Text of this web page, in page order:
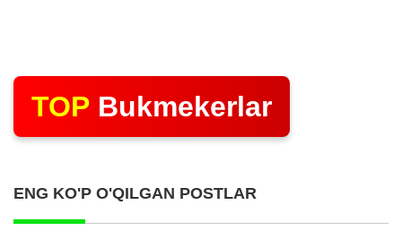
TOP Bukmekerlar
ENG KO'P O'QILGAN POSTLAR